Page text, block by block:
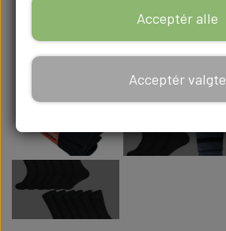
Acceptér alle
Acceptér valgte